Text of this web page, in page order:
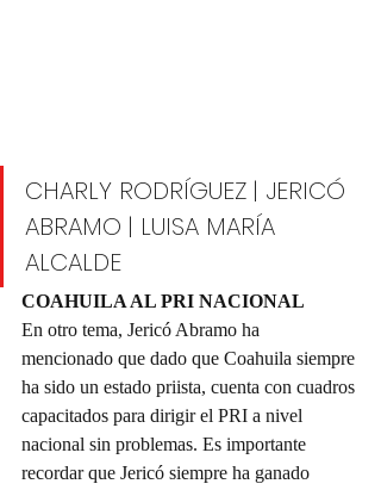
CHARLY RODRÍGUEZ | JERICÓ
ABRAMO | LUISA MARÍA
ALCALDE
COAHUILA AL PRI NACIONAL
En otro tema, Jericó Abramo ha
mencionado que dado que Coahuila siempre
ha sido un estado priista, cuenta con cuadros
capacitados para dirigir el PRI a nivel
nacional sin problemas. Es importante
recordar que Jericó siempre ha ganado